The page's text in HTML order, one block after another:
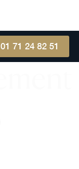
01 71 24 82 51